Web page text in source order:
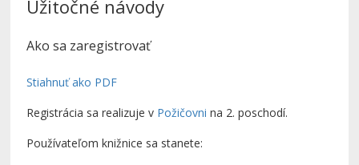
Užitočné návody
Ako sa zaregistrovať
Stiahnuť ako PDF
Registrácia sa realizuje v Požičovni na 2. poschodí.
Používateľom knižnice sa stanete: